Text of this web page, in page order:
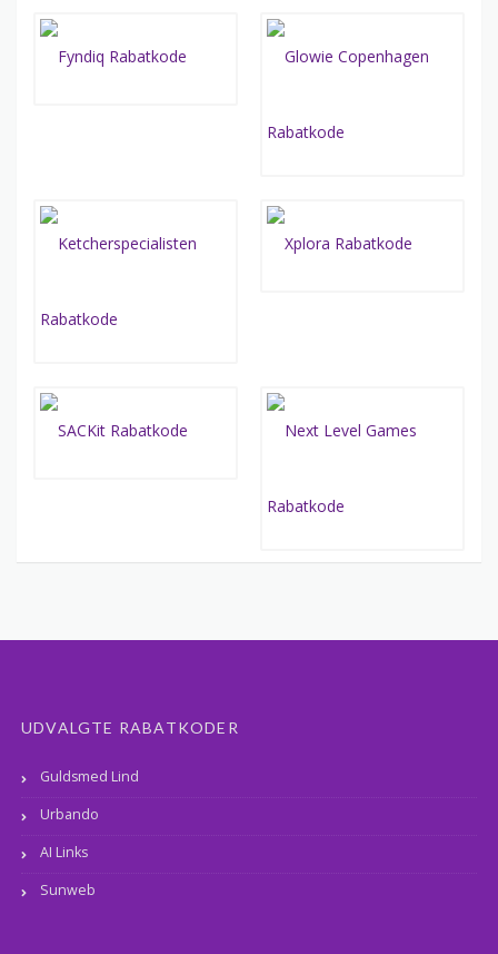
UDVALGTE RABATKODER
Guldsmed Lind
Urbando
AI Links
Sunweb